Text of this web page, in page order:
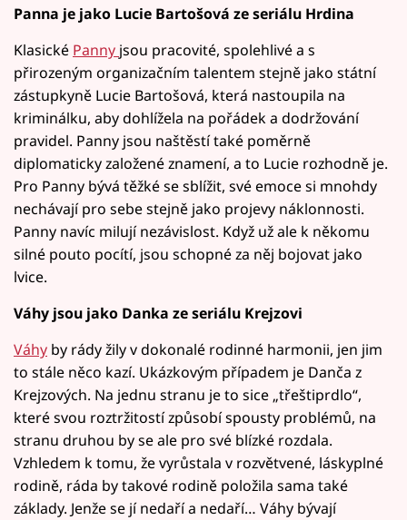
Panna je jako Lucie Bartošová ze seriálu Hrdina
Klasické Panny jsou pracovité, spolehlivé a s
přirozeným organizačním talentem stejně jako státní
zástupkyně Lucie Bartošová, která nastoupila na
kriminálku, aby dohlížela na pořádek a dodržování
pravidel. Panny jsou naštěstí také poměrně
diplomaticky založené znamení, a to Lucie rozhodně je.
Pro Panny bývá těžké se sblížit, své emoce si mnohdy
nechávají pro sebe stejně jako projevy náklonnosti.
Panny navíc milují nezávislost. Když už ale k někomu
silné pouto pocítí, jsou schopné za něj bojovat jako
lvice.
Váhy jsou jako Danka ze seriálu Krejzovi
Váhy by rády žily v dokonalé rodinné harmonii, jen jim
to stále něco kazí. Ukázkovým případem je Danča z
Krejzových. Na jednu stranu je to sice „třeštiprdlo“,
které svou roztržitostí způsobí spousty problémů, na
stranu druhou by se ale pro své blízké rozdala.
Vzhledem k tomu, že vyrůstala v rozvětvené, láskyplné
rodině, ráda by takové rodině položila sama také
základy. Jenže se jí nedaří a nedaří… Váhy bývají